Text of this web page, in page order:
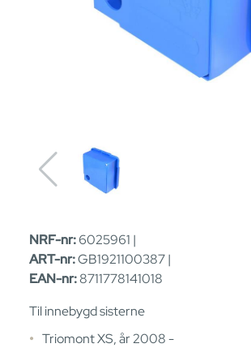
NRF-nr:6025961 |
ART-nr:GB1921100387 |
EAN-nr:8711778141018
Til innebygd sisterne
Triomont XS, år 2008 -